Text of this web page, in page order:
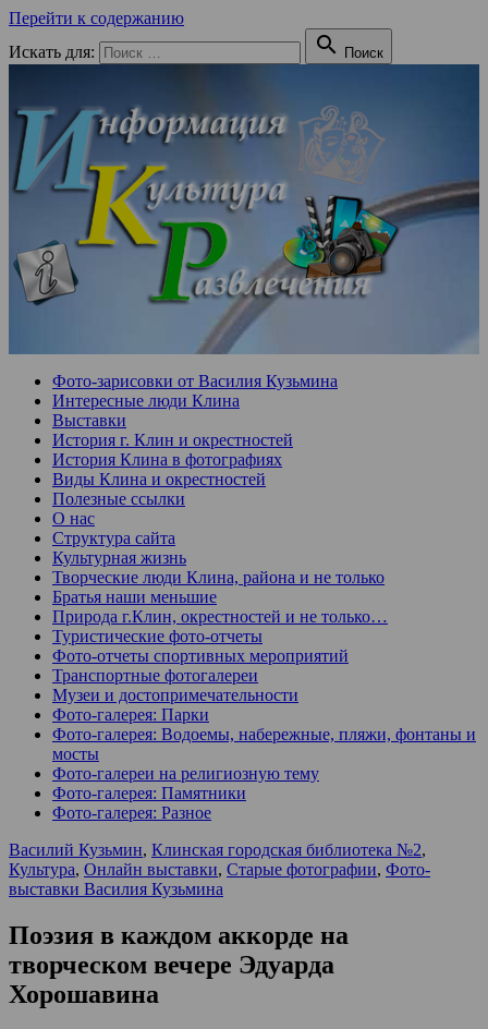
Перейти к содержанию
Искать для:
 Поиск
Фото-зарисовки от Василия Кузьмина
Интересные люди Клина
Выставки
История г. Клин и окрестностей
История Клина в фотографиях
Виды Клина и окрестностей
Полезные ссылки
О нас
Структура сайта
Культурная жизнь
Творческие люди Клина, района и не только
Братья наши меньшие
Природа г.Клин, окрестностей и не только…
Туристические фото-отчеты
Фото-отчеты спортивных мероприятий
Транспортные фотогалереи
Музеи и достопримечательности
Фото-галерея: Парки
Фото-галерея: Водоемы, набережные, пляжи, фонтаны и
мосты
Фото-галереи на религиозную тему
Фото-галерея: Памятники
Фото-галерея: Разное
Василий Кузьмин, Клинская городская библиотека №2,
Культура, Онлайн выставки, Старые фотографии, Фото-
выставки Василия Кузьмина
Поэзия в каждом аккорде на
творческом вечере Эдуарда
Хорошавина